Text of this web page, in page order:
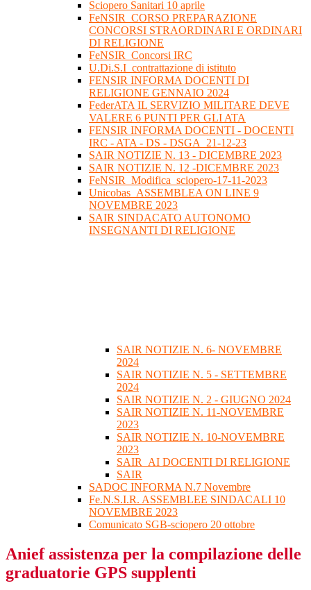
Sciopero Sanitari 10 aprile
FeNSIR_CORSO PREPARAZIONE
CONCORSI STRAORDINARI E ORDINARI
DI RELIGIONE
FeNSIR_Concorsi IRC
U.Di.S.I_contrattazione di istituto
FENSIR INFORMA DOCENTI DI
RELIGIONE GENNAIO 2024
FederATA IL SERVIZIO MILITARE DEVE
VALERE 6 PUNTI PER GLI ATA
FENSIR INFORMA DOCENTI - DOCENTI
IRC - ATA - DS - DSGA_21-12-23
SAIR NOTIZIE N. 13 - DICEMBRE 2023
SAIR NOTIZIE N. 12 -DICEMBRE 2023
FeNSIR_Modifica_sciopero-17-11-2023
Unicobas_ASSEMBLEA ON LINE 9
NOVEMBRE 2023
SAIR SINDACATO AUTONOMO
INSEGNANTI DI RELIGIONE
SAIR NOTIZIE N. 6- NOVEMBRE
2024
SAIR NOTIZIE N. 5 - SETTEMBRE
2024
SAIR NOTIZIE N. 2 - GIUGNO 2024
SAIR NOTIZIE N. 11-NOVEMBRE
2023
SAIR NOTIZIE N. 10-NOVEMBRE
2023
SAIR_AI DOCENTI DI RELIGIONE
SAIR
SADOC INFORMA N.7 Novembre
Fe.N.S.I.R. ASSEMBLEE SINDACALI 10
NOVEMBRE 2023
Comunicato SGB-sciopero 20 ottobre
Anief assistenza per la compilazione delle
graduatorie GPS supplenti